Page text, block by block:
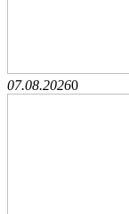
07.08.20260